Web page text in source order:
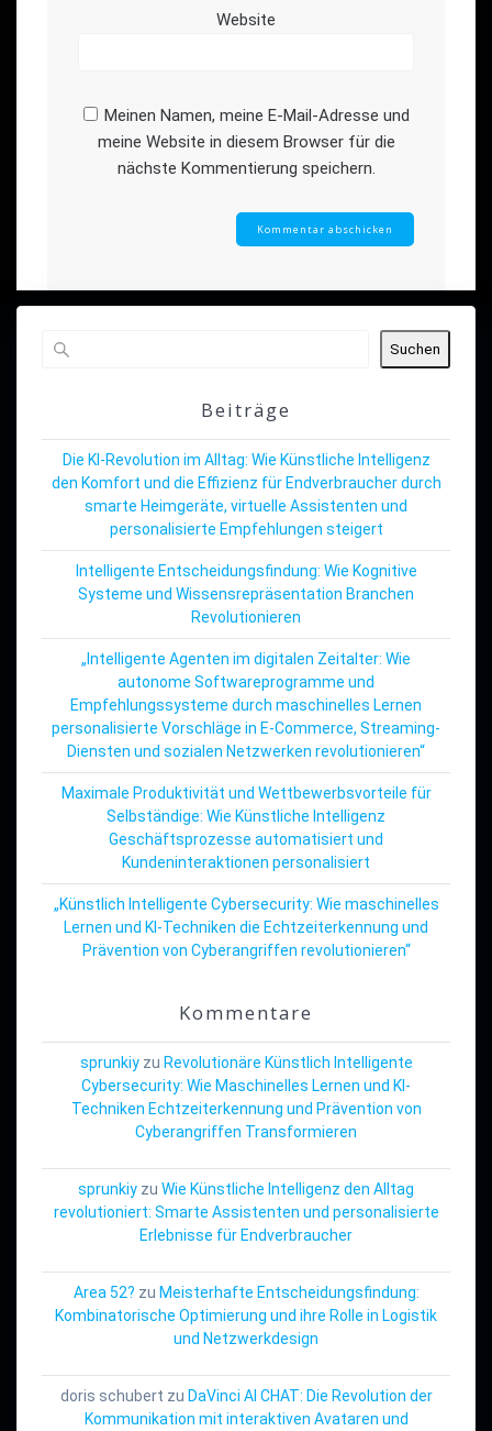
Website
Meinen Namen, meine E-Mail-Adresse und
meine Website in diesem Browser für die
nächste Kommentierung speichern.
Suchen
Beiträge
Die KI-Revolution im Alltag: Wie Künstliche Intelligenz
den Komfort und die Effizienz für Endverbraucher durch
smarte Heimgeräte, virtuelle Assistenten und
personalisierte Empfehlungen steigert
Intelligente Entscheidungsfindung: Wie Kognitive
Systeme und Wissensrepräsentation Branchen
Revolutionieren
„Intelligente Agenten im digitalen Zeitalter: Wie
autonome Softwareprogramme und
Empfehlungssysteme durch maschinelles Lernen
personalisierte Vorschläge in E-Commerce, Streaming-
Diensten und sozialen Netzwerken revolutionieren“
Maximale Produktivität und Wettbewerbsvorteile für
Selbständige: Wie Künstliche Intelligenz
Geschäftsprozesse automatisiert und
Kundeninteraktionen personalisiert
„Künstlich Intelligente Cybersecurity: Wie maschinelles
Lernen und KI-Techniken die Echtzeiterkennung und
Prävention von Cyberangriffen revolutionieren“
Kommentare
sprunkiyzu Revolutionäre Künstlich Intelligente
Cybersecurity: Wie Maschinelles Lernen und KI-
Techniken Echtzeiterkennung und Prävention von
Cyberangriffen Transformieren
sprunkiy zu Wie Künstliche Intelligenz den Alltag
revolutioniert: Smarte Assistenten und personalisierte
Erlebnisse für Endverbraucher
Area 52? zu Meisterhafte Entscheidungsfindung:
Kombinatorische Optimierung und ihre Rolle in Logistik
und Netzwerkdesign
doris schubert zu DaVinci AI CHAT: Die Revolution der
Kommunikation mit interaktiven Avataren und